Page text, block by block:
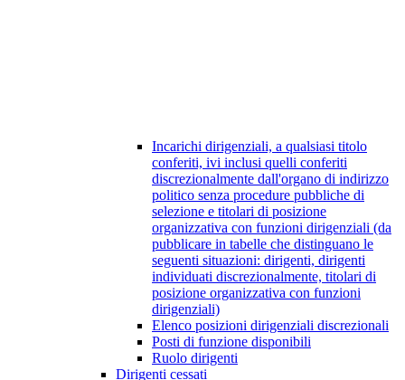
Incarichi dirigenziali, a qualsiasi titolo
conferiti, ivi inclusi quelli conferiti
discrezionalmente dall'organo di indirizzo
politico senza procedure pubbliche di
selezione e titolari di posizione
organizzativa con funzioni dirigenziali (da
pubblicare in tabelle che distinguano le
seguenti situazioni: dirigenti, dirigenti
individuati discrezionalmente, titolari di
posizione organizzativa con funzioni
dirigenziali)
Elenco posizioni dirigenziali discrezionali
Posti di funzione disponibili
Ruolo dirigenti
Dirigenti cessati